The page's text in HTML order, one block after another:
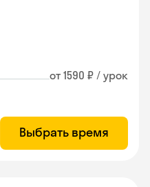
от 1590 ₽ / урок
Выбрать время